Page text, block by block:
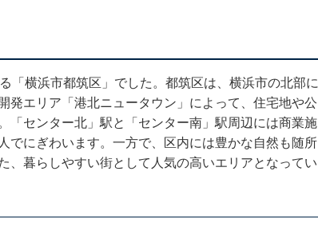
「横浜市都筑区」でした。都筑区は、横浜市の北部に
発エリア「港北ニュータウン」によって、住宅地や公
「センター北」駅と「センター南」駅周辺には商業施
でにぎわいます。一方で、区内には豊かな自然も随所
、暮らしやすい街として人気の高いエリアとなってい